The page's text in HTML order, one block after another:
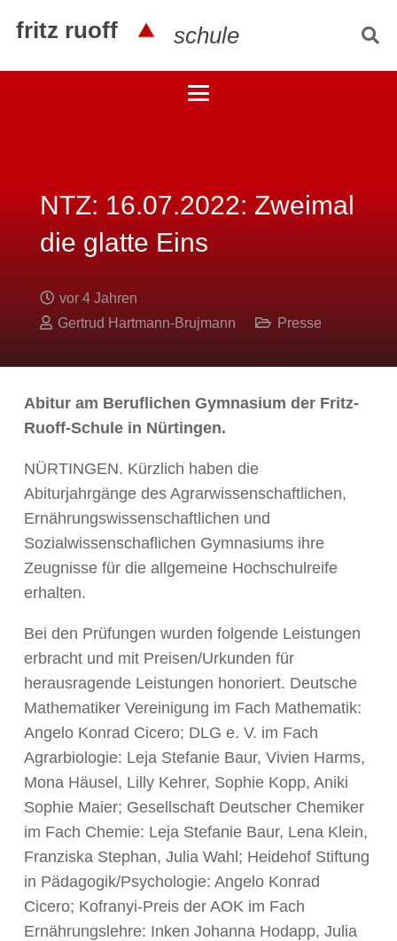
fritz ruoff schule
NTZ: 16.07.2022: Zweimal
die glatte Eins
vor 4 Jahren
Gertrud Hartmann-Brujmann
Presse
Abitur am Beruflichen Gymnasium der Fritz-
Ruoff-Schule in Nürtingen.
NÜRTINGEN. Kürzlich haben die
Abiturjahrgänge des Agrarwissenschaftlichen,
Ernährungswissenschaftlichen und
Sozialwissenschaflichen Gymnasiums ihre
Zeugnisse für die allgemeine Hochschulreife
erhalten.
Bei den Prüfungen wurden folgende Leistungen
erbracht und mit Preisen/Urkunden für
herausragende Leistungen honoriert. Deutsche
Mathematiker Vereinigung im Fach Mathematik:
Angelo Konrad Cicero; DLG e. V. im Fach
Agrarbiologie: Leja Stefanie Baur, Vivien Harms,
Mona Häusel, Lilly Kehrer, Sophie Kopp, Aniki
Sophie Maier; Gesellschaft Deutscher Chemiker
im Fach Chemie: Leja Stefanie Baur, Lena Klein,
Franziska Stephan, Julia Wahl; Heidehof Stiftung
in Pädagogik/Psychologie: Angelo Konrad
Cicero; Kofranyi-Preis der AOK im Fach
Ernährungslehre: Inken Johanna Hodapp, Julia